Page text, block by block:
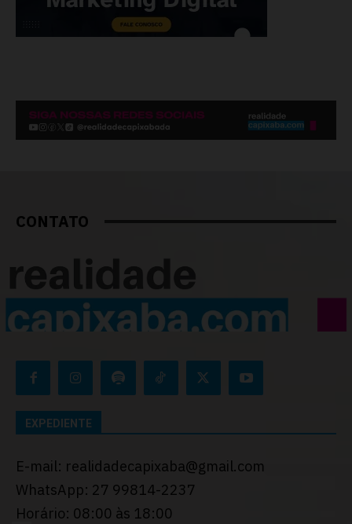
CONTATO
EXPEDIENTE
E-mail: realidadecapixaba@gmail.com
WhatsApp: 27 99814-2237
Horário: 08:00 às 18:00